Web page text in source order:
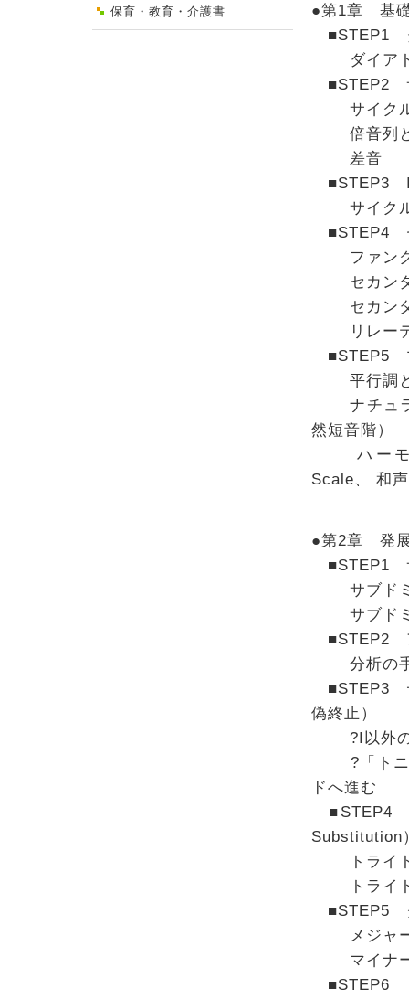
●第1章 基
■STEP1
ダイアト
■STEP2
サイクル
倍音列と
差音
■STEP3
サイクル
■STEP4
ファンク
セカンダ
セカンダ
リレーテ
■STEP5
平行調と
ナチュラ
然短音階）
ハーモニ
Scale、 和
●第2章 発
■STEP1
サブドミ
サブドミ
■STEP2
分析の
■STEP3
偽終止）
?I以外の
?「トニッ
ドへ進む
■STEP4
Substitution
トライト
トライト
■STEP5
メジャー
マイナー
■STEP6
保育・教育・介護書